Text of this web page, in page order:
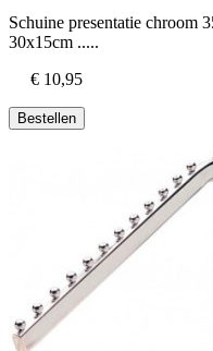
Schuine presentatie chroom
30x15cm .....
€ 10,95
Bestellen